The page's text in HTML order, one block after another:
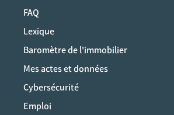
FAQ
Lexique
Baromètre de l'immobilier
Mes actes et données
Cybersécurité
Emploi